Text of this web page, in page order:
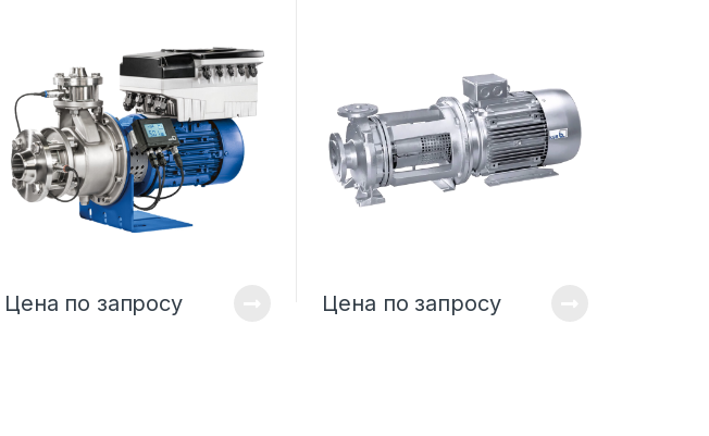
Цена по запросу Цена по запросу